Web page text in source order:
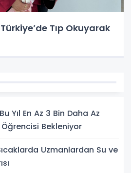
Tıp Okuyarak
Yıl En Az 3 Bin Daha Az
Öğrencisi Bekleniyor
Uzmanlardan Su ve